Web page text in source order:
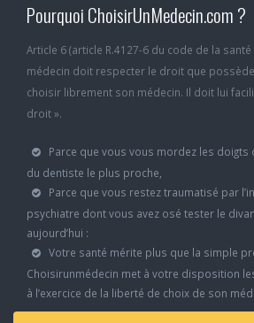
Pourquoi ChoisirUnMedecin.com ?
Article 6 (article R.4127-6 du code de la
médecin doit respecter le droit que
choisir librement son médecin. Il doit lui
droit ».
Parce que vous vous mordez les doigts
du dentiste le plus proche,
Parce que vous restez traumatisé par
psychiatre dont vous avez osé tester le
aujourd’hui :
Votre santé mérite plus que la simple
Choisirunmédecin met à votre disposition
à l’exercice de la liberté de choix de son